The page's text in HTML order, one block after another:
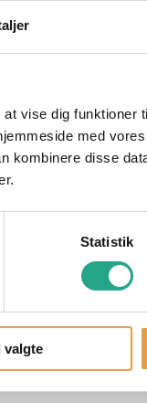
vise dig funktioner
med
kombinere disse
Statistik
valgte